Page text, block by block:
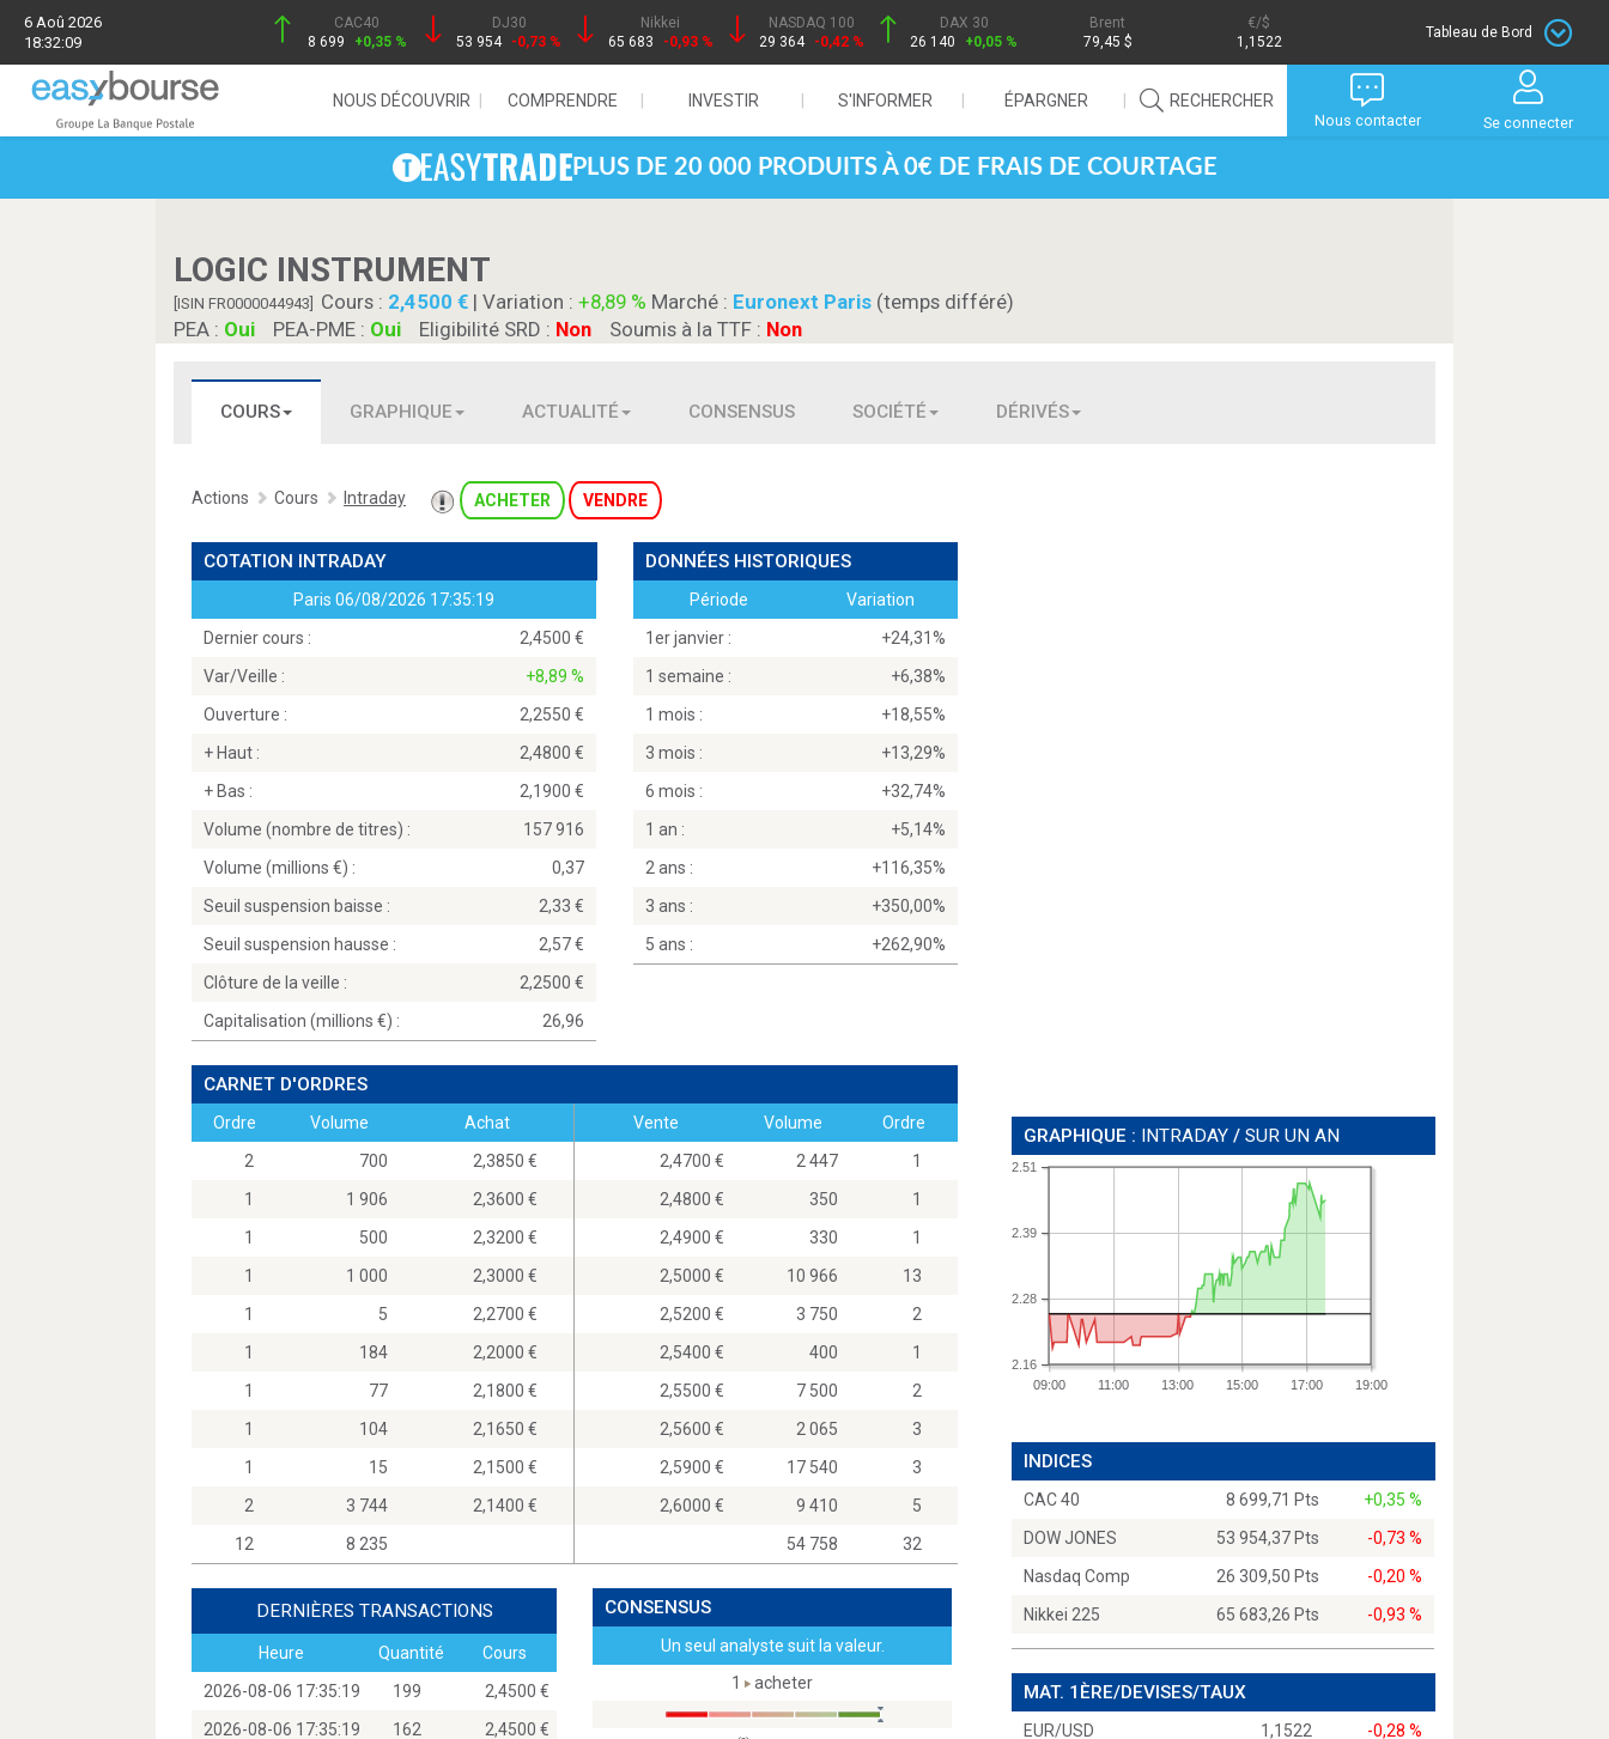
6 Aoû 2026
18:32:09
CAC40
8 699
+0,35 %
DJ30
53 954 -0,73 %
Nikkei
65 683
-0,93 %
NASDAQ 100
29 364 -0,42 %
DAX 30
26 140
+0,05 %
Brent
79,45 $
/$
1,1522
Tableau de Bord
NOUS DÉCOUVRIR COMPRENDRE INVESTIR S'INFORMER ÉPARGNER RECHERCHER
Nous contacter Se connecter
PLUS DE 20 000 PRODUITS À 0€ DE FRAIS DE COURTAGE
LOGIC INSTRUMENT
[ISIN FR0000044943] Cours : 2,4500 | Variation : +8,89 % Marché : Euronext Paris (temps différé)
PEA : Oui PEA-PME : Oui Eligibilité SRD : Non Soumis à la TTF : Non
COURS GRAPHIQUE ACTUALITÉ CONSENSUS SOCIÉTÉ DÉRIVÉS
Actions Cours Intraday ACHETER VENDRE
COTATION INTRADAY
Paris 06/08/2026 17:35:19
Dernier cours :
2,4500
Var/Veille :
+8,89 %
Ouverture :
2,2550
+ Haut :
2,4800
+ Bas :
2,1900
Volume (nombre de titres) :
157 916
Volume (millions
) :
0,37
Seuil suspension baisse :
2,33
Seuil suspension hausse :
2,57
Clôture de la veille :
2,2500
Capitalisation (millions
) : 26,96
DONNÉES HISTORIQUES
Période
Variation
1er janvier :
+24,31%
1 semaine :
+6,38%
1 mois :
+18,55%
3 mois :
+13,29%
6 mois :
+32,74%
1 an :
+5,14%
2 ans :
+116,35%
3 ans :
+350,00%
5 ans :
+262,90%
CARNET D'ORDRES
Ordre Volume
Achat
2
700
2,3850
1
1 906
2,3600
1
500
2,3200
1
1 000
2,3000
1
5
2,2700
1
184
2,2000
1
77
2,1800
1
104
2,1650
1
15
2,1500
2
3 744
2,1400
12
8 235
Vente Volume
Ordre
2,4700
2 447
1
2,4800
350
1
2,4900
330
1
2,5000
10 966
13
2,5200
3 750
2
2,5400
400
1
2,5500
7 500
2
2,5600
2 065
3
2,5900
17 540
3
2,6000
9 410
5
54 758
32
DERNIÈRES TRANSACTIONS
Heure Quantité
Cours
2026-08-06 17:35:19
199
2,4500
2026-08-06 17:35:19
162
2,4500
CONSENSUS
Un seul analyste suit la valeur.
1 acheter
GRAPHIQUE : INTRADAY /SUR UN AN
09:00 11:00 13:00 15:00 17:00 19:00
2.16
2.28
2.39
2.51
INDICES
CAC 40 8 699,71 Pts
+0,35 %
DOW JONES
53 954,37 Pts
-0,73 %
Nasdaq Comp
26 309,50 Pts
-0,20 %
Nikkei 225
65 683,26 Pts -0,93 %
MAT. 1ÈRE/DEVISES/TAUX
EUR/USD 1,1522
-0,28 %